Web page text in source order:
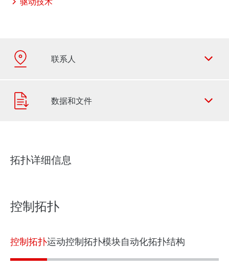
关于数字学习资源
拓扑详细信息
控制拓扑
控制拓扑运动控制拓扑模块自动化拓扑结构